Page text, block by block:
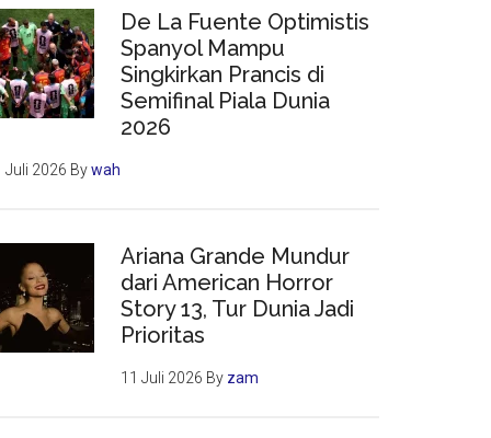
De La Fuente Optimistis
Spanyol Mampu
Singkirkan Prancis di
Semifinal Piala Dunia
2026
Juli 2026 Bywah
Ariana Grande Mundur
dari American Horror
Story 13, Tur Dunia Jadi
Prioritas
11 Juli 2026 By zam